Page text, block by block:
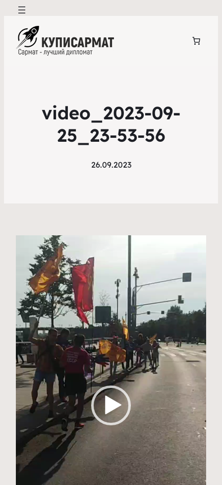
video_2023-09-
25_23-53-56
26.09.2023
Видеоплеер